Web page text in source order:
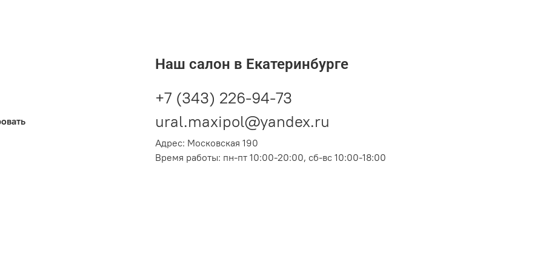
Наш салон в Екатеринбурге
+7 (343) 226-94-73
ural.maxipol@yandex.ru
Адрес: Московская 190
Время работы: пн-пт 10:00-20:00, сб-вс 10:00-18:00